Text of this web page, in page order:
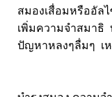
La Roche-
Vichy
Smooth-E
สมองเสื่อมหรืออัล
เพิ่มความจำสมาธิ
ปัญหาหลงๆลื่มๆ เ